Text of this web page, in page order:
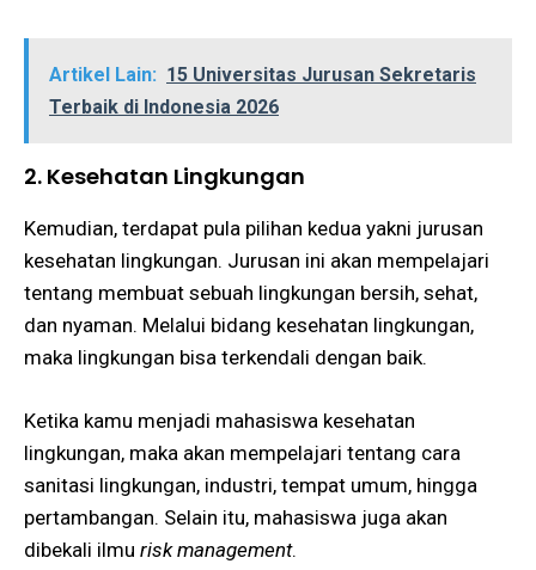
Artikel Lain: 15 Universitas Jurusan Sekretaris
Terbaik di Indonesia 2026
2. Kesehatan Lingkungan
Kemudian, terdapat pula pilihan kedua yakni jurusan
kesehatan lingkungan. Jurusan ini akan mempelajari
tentang membuat sebuah lingkungan bersih, sehat,
dan nyaman. Melalui bidang kesehatan lingkungan,
maka lingkungan bisa terkendali dengan baik.
Ketika kamu menjadi mahasiswa kesehatan
lingkungan, maka akan mempelajari tentang cara
sanitasi lingkungan, industri, tempat umum, hingga
pertambangan. Selain itu, mahasiswa juga akan
dibekali ilmu risk management.